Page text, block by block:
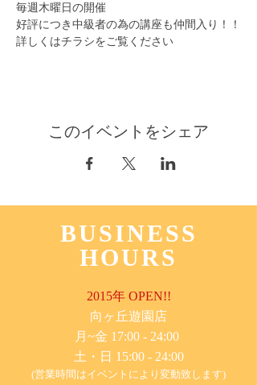
毎週木曜日の開催
好評につき中級者の為の講座も仲間入り！！
詳しくはチラシをご覧ください
このイベントをシェア
BUSINESS
HOURS
2015年 OPEN!!
​向ヶ丘遊園店
月~金 17:00 - 24:00
土・日 15:00 - 24:00
(営業時間はイベントにより変動致します)